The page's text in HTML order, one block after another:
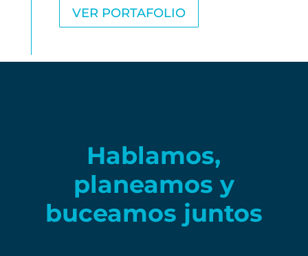
VER PORTAFOLIO
Hablamos,
planeamos y
buceamos juntos